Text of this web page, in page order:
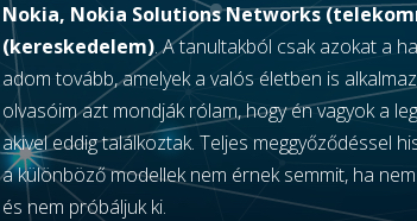
Nokia, Nokia Solutions Networks
(kereskedelem). A tanultakból csak azokat a
adom tovább, amelyek a valós életben is
olvasóim azt mondják rólam, hogy én vagyok a
akivel eddig találkoztak. Teljes meggyőződéssel
a különböző modellek nem érnek semmit, ha
és nem próbáljuk ki.